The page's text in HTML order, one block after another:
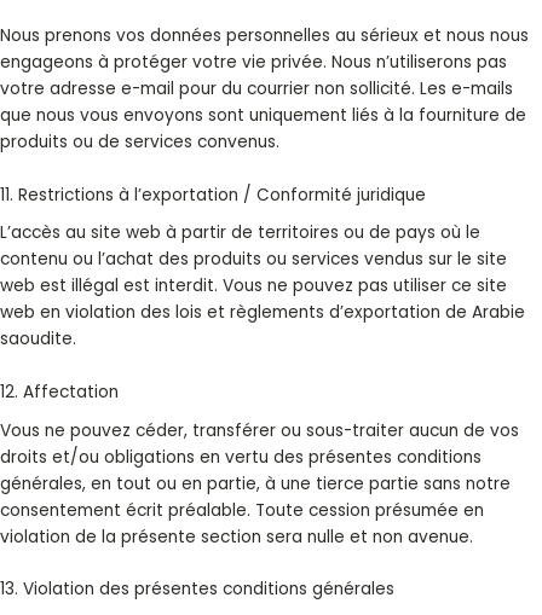
Nous prenons vos données personnelles au sérieux et nous nous
engageons à protéger votre vie privée. Nous n’utiliserons pas
votre adresse e-mail pour du courrier non sollicité. Les e-mails
que nous vous envoyons sont uniquement liés à la fourniture de
produits ou de services convenus.
11. Restrictions à l’exportation / Conformité juridique
L’accès au site web à partir de territoires ou de pays où le
contenu ou l’achat des produits ou services vendus sur le site
web est illégal est interdit. Vous ne pouvez pas utiliser ce site
web en violation des lois et règlements d’exportation de Arabie
saoudite.
12. Affectation
Vous ne pouvez céder, transférer ou sous-traiter aucun de vos
droits et/ou obligations en vertu des présentes conditions
générales, en tout ou en partie, à une tierce partie sans notre
consentement écrit préalable. Toute cession présumée en
violation de la présente section sera nulle et non avenue.
13. Violation des présentes conditions générales